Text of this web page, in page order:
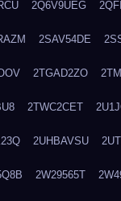
2Q6V9UEG
2SAV54DE
2TGAD2ZO
2TWC2CET
2UHBAVSU
2W29565T